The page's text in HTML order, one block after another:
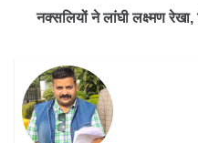
नक्सलियों ने लांघी लक्ष्मण